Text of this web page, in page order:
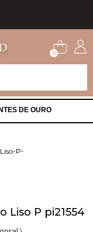
0
DE OURO
Liso P pi21554